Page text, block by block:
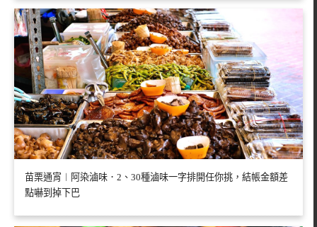
苗栗通宵︱阿染滷味．2、30種滷味一字排開任你挑，結帳金額差
點嚇到掉下巴